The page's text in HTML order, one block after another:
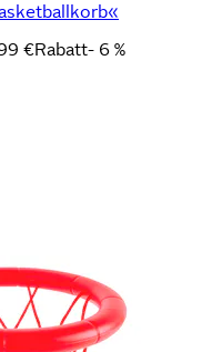
€Rabatt- 6 %